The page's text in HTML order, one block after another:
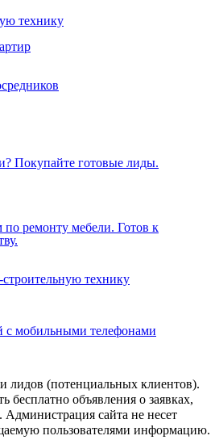
технику
Покупайте готовые лиды.
ремонту мебели. Готов к
технику
с мобильными телефонами
лидов (потенциальных клиентов).
бесплатно объявления о заявках,
Администрация сайта не несет
пользователями информацию.